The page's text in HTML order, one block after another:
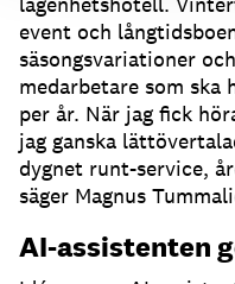
event och
säsongsvariationer
medarbetare som
per år. När jag fick
jag ganska
dygnet runt-service,
säger Magnus
AI-assistenten